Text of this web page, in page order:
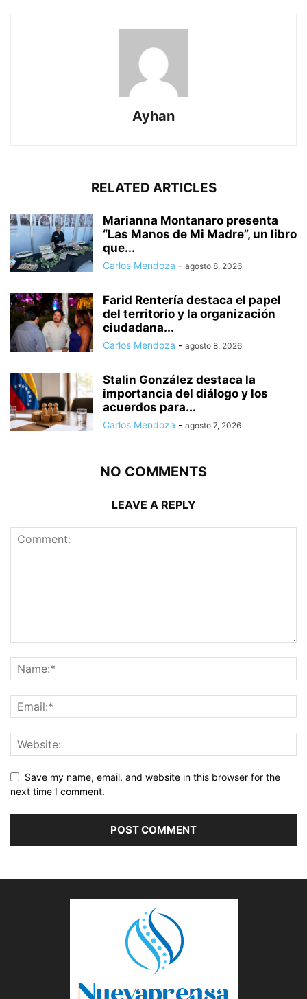
Ayhan
RELATED ARTICLES
Marianna Montanaro presenta
“Las Manos de Mi Madre”, un libro
que...
Carlos Mendoza - agosto 8, 2026
Farid Rentería destaca el papel
del territorio y la organización
ciudadana...
Carlos Mendoza - agosto 8, 2026
Stalin González destaca la
importancia del diálogo y los
acuerdos para...
Carlos Mendoza - agosto 7, 2026
NO COMMENTS
LEAVE A REPLY
Save my name, email, and website in this browser for the
next time I comment.